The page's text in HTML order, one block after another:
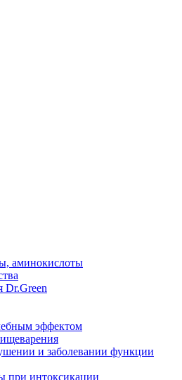
аминокислоты
Dr.Green
эффектом
и заболевании функции
при интоксикации